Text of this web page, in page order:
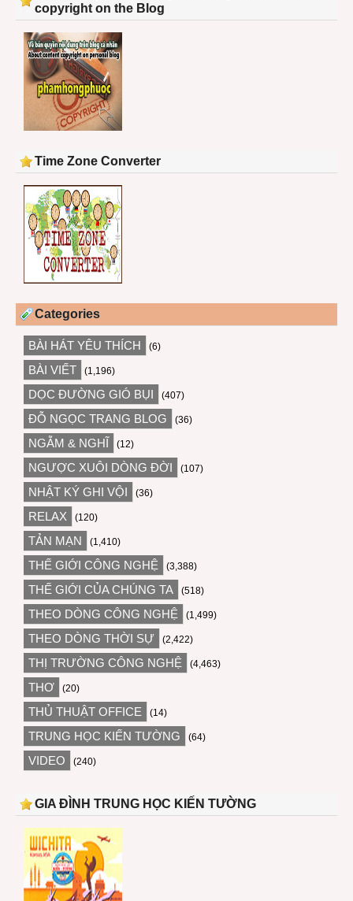
copyright on the Blog
Time Zone Converter
Categories
BÀI HÁT YÊU THÍCH (6)
BÀI VIẾT (1,196)
DỌC ĐƯỜNG GIÓ BỤI (407)
ĐỖ NGỌC TRANG BLOG (36)
NGẪM & NGHĨ (12)
NGƯỢC XUÔI DÒNG ĐỜI (107)
NHẬT KÝ GHI VỘI (36)
RELAX (120)
TẢN MẠN (1,410)
THẾ GIỚI CÔNG NGHỆ (3,388)
THẾ GIỚI CỦA CHÚNG TA (518)
THEO DÒNG CÔNG NGHỆ (1,499)
THEO DÒNG THỜI SỰ (2,422)
THỊ TRƯỜNG CÔNG NGHỆ (4,463)
THƠ (20)
THỦ THUẬT OFFICE (14)
TRUNG HỌC KIẾN TƯỜNG (64)
VIDEO (240)
GIA ĐÌNH TRUNG HỌC KIẾN TƯỜNG